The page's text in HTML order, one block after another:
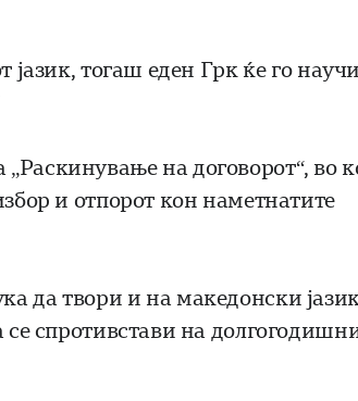
јазик, тогаш еден Грк ќе го
на договорот“, во
и отпорот кон наметнатите
да твори и на македонски
спротивстави на